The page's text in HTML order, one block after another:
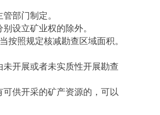
部门制定。
设立矿业权的除外。
照规定核减勘查区域面积。
开展或者未实质性开展勘查
供开采的矿产资源的，可以